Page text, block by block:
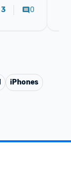
3 0
iPhones